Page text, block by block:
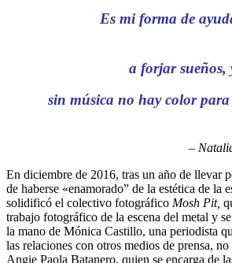
Es mi forma de
a forjar sueños,
sin música no hay color
–
En diciembre de 2016, tras un año de llevar
de haberse «enamorado” de la estética de la
solidificó el colectivo fotográfico Mosh Pit,
trabajo fotográfico de la escena del metal y
la mano de Mónica Castillo, una periodista
las relaciones con otros medios de prensa,
Angie Paola Batanero, quien se encarga de